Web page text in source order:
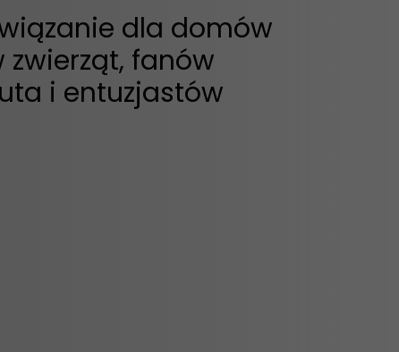
dla domów
zwierząt, fanów
i entuzjastów